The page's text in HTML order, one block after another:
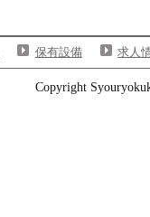
保有設備 求人
Copyright